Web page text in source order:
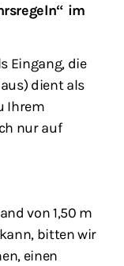
im
Eingang, die
dient als
Ihrem
nur auf
von 1,50 m
bitten wir
einen